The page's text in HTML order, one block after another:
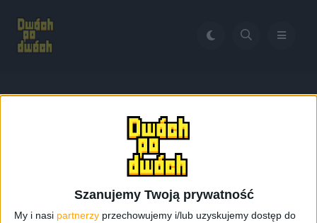
Szanujemy Twoją prywatność
My i nasi partnerzy przechowujemy i/lub uzyskujemy dostęp do
Ekran w Galaxy S 4
Ekran w Galaxy S 4